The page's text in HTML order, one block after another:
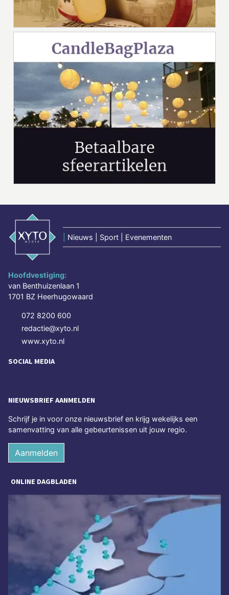
Nieuws | Sport | Evenementen
Hoofdvestiging:
van Benthuizenlaan 1
1701 BZ Heerhugowaard
072 8200 600
redactie@xyto.nl
www.xyto.nl
SOCIAL MEDIA
NIEUWSBRIEF AANMELDEN
Schrijf je in voor onze nieuwsbrief en krijg wekelijks een
samenvatting van alle gebeurtenissen uit jouw regio.
Aanmelden
ONLINE DAGBLADEN